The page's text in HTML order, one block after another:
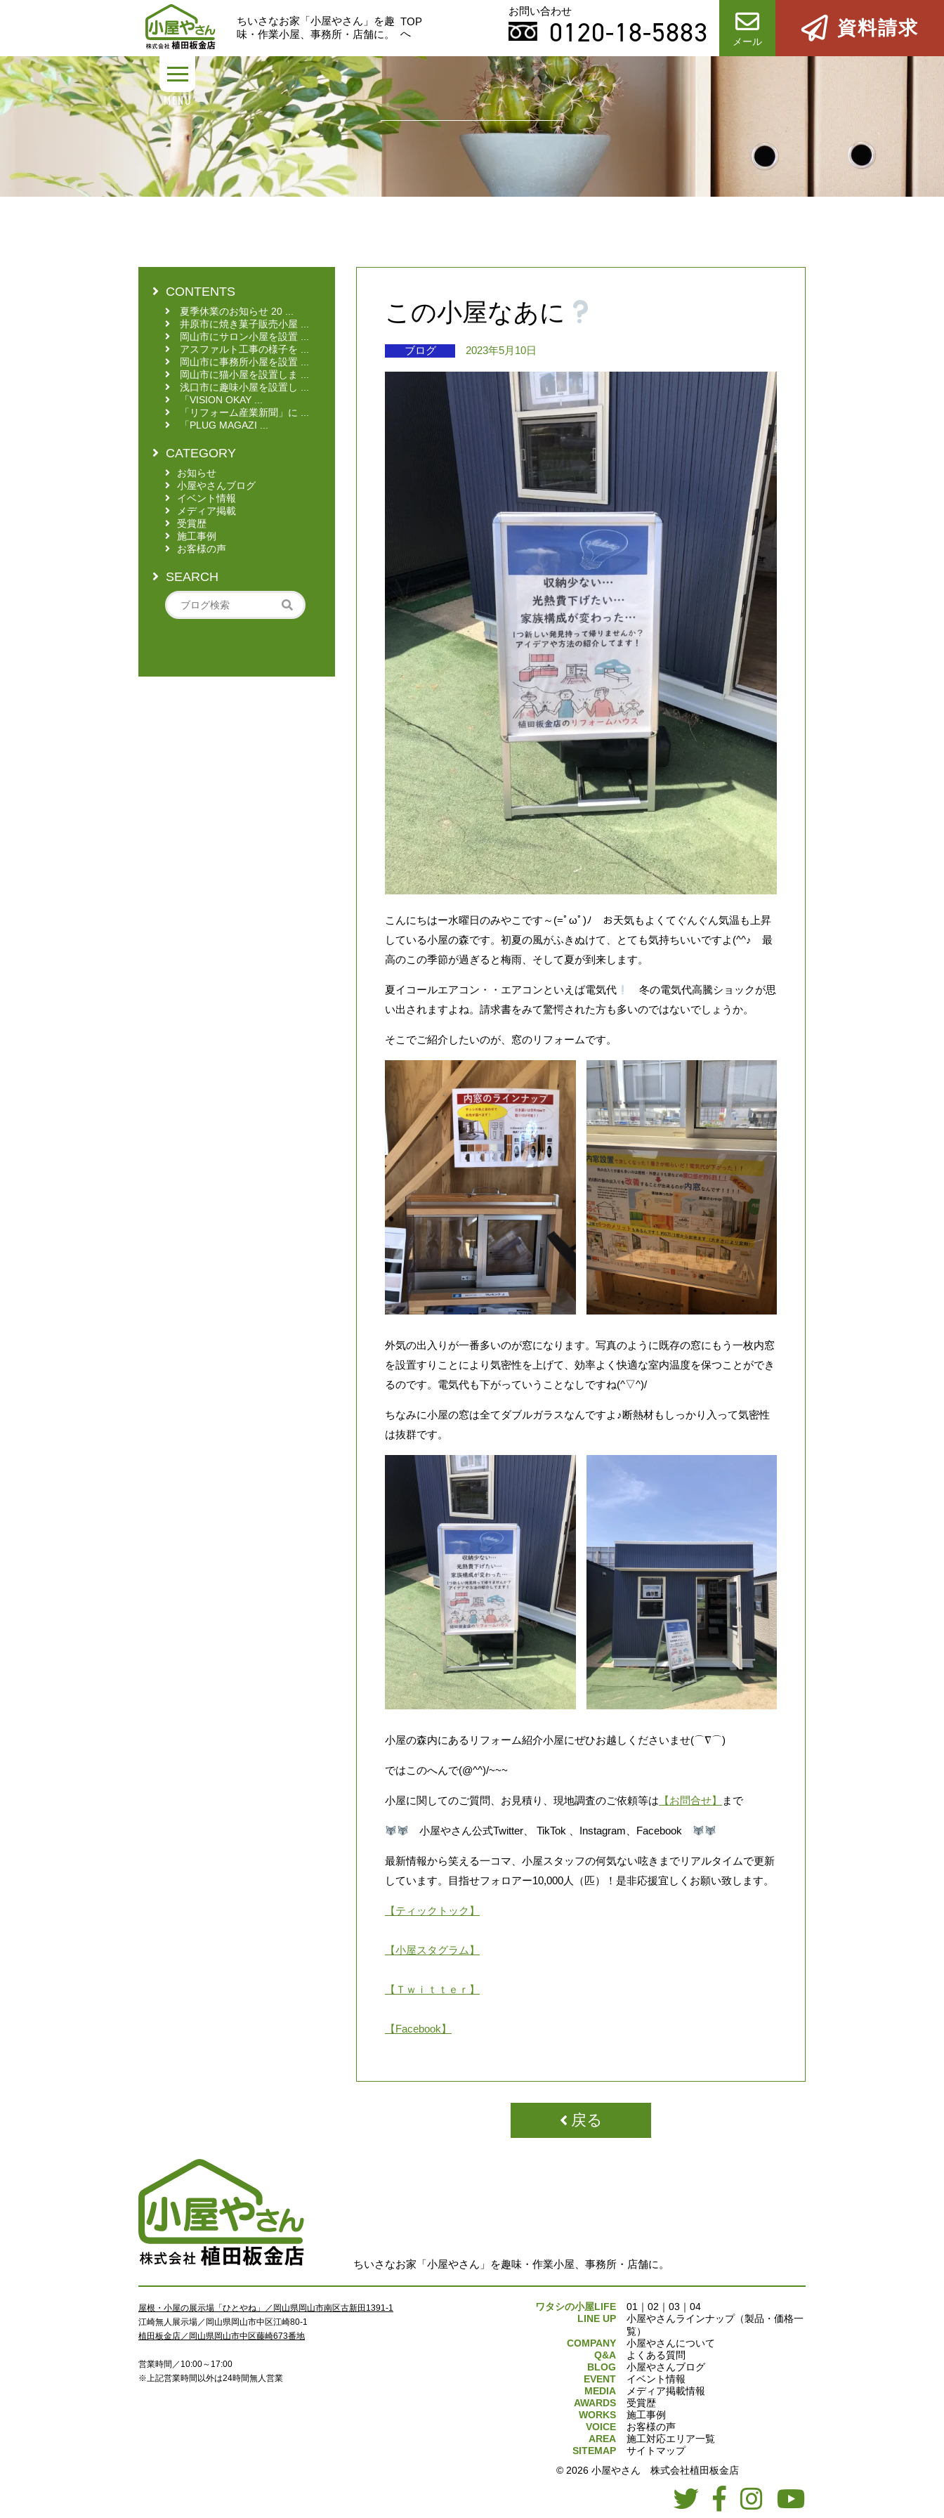
ちいさなお家「小屋やさん」を趣
味・作業小屋、事務所・店舗に。
TOP
へ
お問い合わせ
0120-18-5883 メール
資料請求
MENU
CONTENTS
夏季休業のお知らせ 20 ...
井原市に焼き菓子販売小屋 ...
岡山市にサロン小屋を設置 ...
アスファルト工事の様子を ...
岡山市に事務所小屋を設置 ...
岡山市に猫小屋を設置しま ...
浅口市に趣味小屋を設置し ...
「VISION OKAY ...
「リフォーム産業新聞」に ...
「PLUG MAGAZI ...
CATEGORY
お知らせ
小屋やさんブログ
イベント情報
メディア掲載
受賞歴
施工事例
お客様の声
SEARCH
この小屋なあに
ブログ 2023年5月10日
こんにちはー水曜日のみやこです～(=ﾟωﾟ)ﾉ お天気もよくてぐんぐん気温も上昇
している小屋の森です。初夏の風がふきぬけて、とても気持ちいいですよ(^^♪ 最
高のこの季節が過ぎると梅雨、そして夏が到来します。
夏イコールエアコン・・エアコンといえば電気代
冬の電気代高騰ショックが思
い出されますよね。請求書をみて驚愕された方も多いのではないでしょうか。
そこでご紹介したいのが、窓のリフォームです。
外気の出入りが一番多いのが窓になります。写真のように既存の窓にもう一枚内窓
を設置すりことにより気密性を上げて、効率よく快適な室内温度を保つことができ
るのです。電気代も下がっていうことなしですね(^▽^)/
ちなみに小屋の窓は全てダブルガラスなんですよ♪断熱材もしっかり入って気密性
は抜群です。
小屋の森内にあるリフォーム紹介小屋にぜひお越しくださいませ(⌒∇⌒)
ではこのへんで(@^^)/~~~
小屋に関してのご質問、お見積り、現地調査のご依頼等は 【お問合せ】 まで
小屋やさん公式Twitter、 TikTok 、Instagram、Facebook
最新情報から笑える一コマ、小屋スタッフの何気ない呟きまでリアルタイムで更新
しています。目指せフォロアー10,000人（匹）！是非応援宜しくお願い致します。
【ティックトック】
【小屋スタグラム】
【Ｔｗｉｔｔｅｒ】
【Facebook】
戻る
ちいさなお家「小屋やさん」を趣味・作業小屋、事務所・店舗に。
屋根・小屋の展示場「ひとやね」／岡山県岡山市南区古新田1391-1
江崎無人展示場／岡山県岡山市中区江崎80-1
植田板金店／岡山県岡山市中区藤崎673番地
営業時間／10:00～17:00
※上記営業時間以外は24時間無人営業
ワタシの小屋LIFE 01 ｜ 02 ｜ 03 ｜ 04
LINE UP
小屋やさんラインナップ（製品・価格一
覧）
COMPANY
小屋やさんについて
Q&A
よくある質問
BLOG
小屋やさんブログ
EVENT
イベント情報
MEDIA
メディア掲載情報
AWARDS
受賞歴
WORKS
施工事例
VOICE
お客様の声
AREA
施工対応エリア一覧
SITEMAP
サイトマップ
© 2026 小屋やさん 株式会社植田板金店